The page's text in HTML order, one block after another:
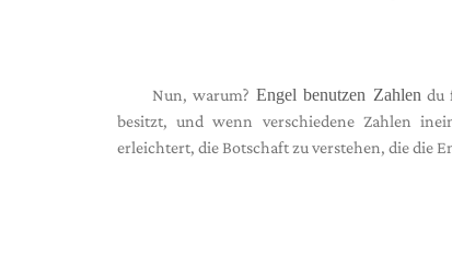
Nun, warum? Engel benutzen Zahlen du
besitzt, und wenn verschiedene Zahlen
erleichtert, die Botschaft zu verstehen, die die